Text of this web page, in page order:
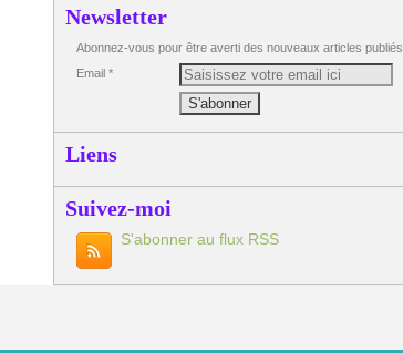
Newsletter
Abonnez-vous pour être averti des nouveaux articles publiés.
Email
Liens
Suivez-moi
S'abonner au flux RSS